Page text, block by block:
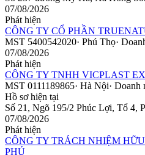
07/08/2026
Phát hiện
CÔNG TY CỔ PHẦN
MST 5400542020· Phú Thọ·
07/08/2026
Phát hiện
CÔNG TY TNHH VICPLAST
MST 0111189865· Hà Nội· Doanh
Hồ sơ hiện tại
Số 21, Ngõ 195/2 Phúc Lợi, Tổ 4,
07/08/2026
Phát hiện
CÔNG TY TRÁCH NHIỆM
PHÚ